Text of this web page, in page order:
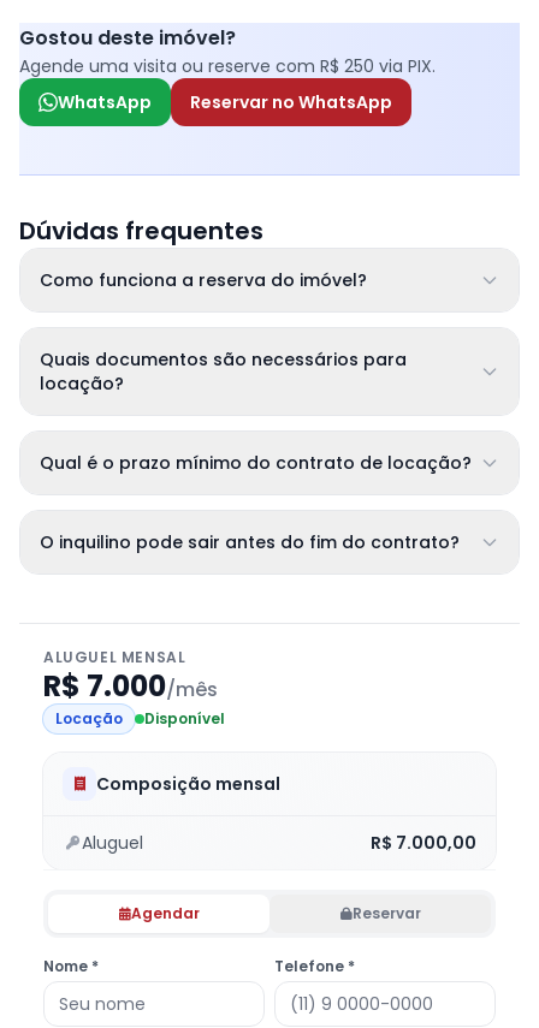
Gostou deste imóvel?
Agende uma visita ou reserve com R$ 250 via PIX.
WhatsApp
Reservar no WhatsApp
Dúvidas frequentes
Como funciona a reserva do imóvel?
Quais documentos são necessários para
locação?
Qual é o prazo mínimo do contrato de locação?
O inquilino pode sair antes do fim do contrato?
ALUGUEL MENSAL
R$ 7.000/mês
Locação Disponível
Composição mensal
Aluguel R$ 7.000,00
Agendar Reservar
Nome * Telefone *